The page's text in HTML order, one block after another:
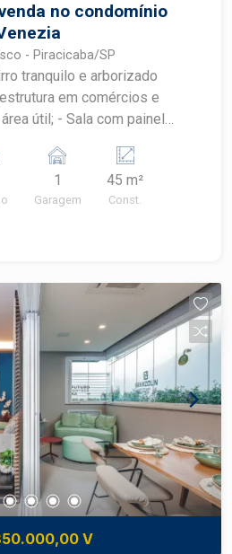
no condomínio
- Piracicaba/SP
tranquilo e arborizado
em comércios e
piscina, campo de futebol,
festas e churrasqueira.
1
Garagem
45 m²
Const.
V